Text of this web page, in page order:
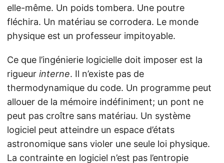
elle-même. Un poids tombera. Une poutre
fléchira. Un matériau se corrodera. Le monde
physique est un professeur impitoyable.
Ce que l’ingénierie logicielle doit imposer est la
rigueur interne. Il n’existe pas de
thermodynamique du code. Un programme peut
allouer de la mémoire indéfiniment; un pont ne
peut pas croître sans matériau. Un système
logiciel peut atteindre un espace d’états
astronomique sans violer une seule loi physique.
La contrainte en logiciel n’est pas l’entropie